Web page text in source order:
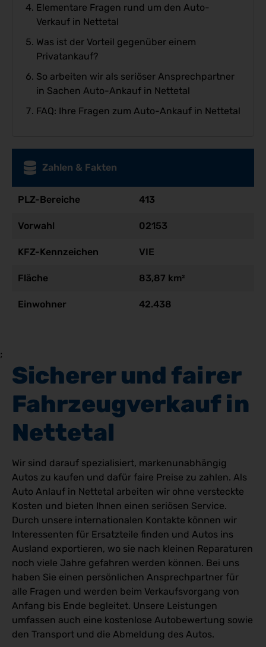
Elementare Fragen rund um den Auto-
Verkauf in Nettetal
Was ist der Vorteil gegenüber einem
Privatankauf?
So arbeiten wir als seriöser Ansprechpartner
in Sachen Auto-Ankauf in Nettetal
FAQ: Ihre Fragen zum Auto-Ankauf in Nettetal
Zahlen & Fakten
PLZ-Bereiche 413
Vorwahl 02153
KFZ-Kennzeichen VIE
Fläche 83,87 km²
Einwohner 42.438
;
Sicherer und fairer
Fahrzeugverkauf in
Nettetal
Wir sind darauf spezialisiert, markenunabhängig
Autos zu kaufen und dafür faire Preise zu zahlen. Als
Auto Anlauf in Nettetal arbeiten wir ohne versteckte
Kosten und bieten Ihnen einen seriösen Service.
Durch unsere internationalen Kontakte können wir
Interessenten für Ersatzteile finden und Autos ins
Ausland exportieren, wo sie nach kleinen Reparaturen
noch viele Jahre gefahren werden können. Bei uns
haben Sie einen persönlichen Ansprechpartner für
alle Fragen und werden beim Verkaufsvorgang von
Anfang bis Ende begleitet. Unsere Leistungen
umfassen auch eine kostenlose Autobewertung sowie
den Transport und die Abmeldung des Autos.